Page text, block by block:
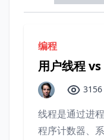
编程
用户线程
3156
线程是通过进
程序计数器、